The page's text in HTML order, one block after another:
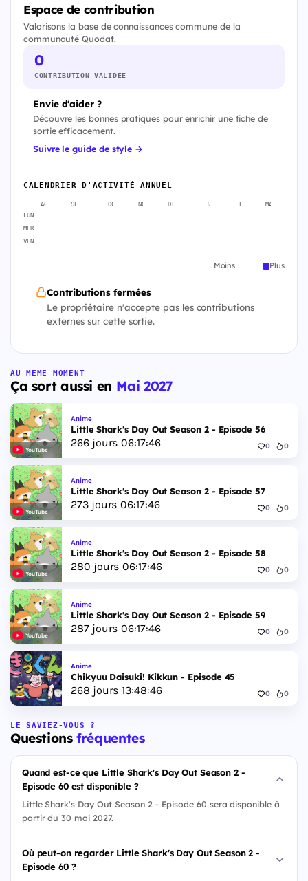
Espace de contribution
Valorisons la base de connaissances commune de la
communauté Quodat.
0
CONTRIBUTION VALIDÉE
Envie d'aider ?
Découvre les bonnes pratiques pour enrichir une fiche de
sortie efficacement.
Suivre le guide de style →
CALENDRIER D'ACTIVITÉ ANNUEL
AOÛT SEPT. OCT. NOV. DÉC. JANV. FÉVR. MARS
LUN
MER
VEN
Moins Plus
Contributions fermées
Le propriétaire n'accepte pas les contributions
externes sur cette sortie.
AU MÊME MOMENT
Ça sort aussi en Mai 2027
YouTube
Anime
Little Shark's Day Out Season 2 - Episode 56
266jours 06:17:45 0 0
YouTube
Anime
Little Shark's Day Out Season 2 - Episode 57
273jours 06:17:45 0 0
YouTube
Anime
Little Shark's Day Out Season 2 - Episode 58
280 jours 06:17:45 0 0
YouTube
Anime
Little Shark's Day Out Season 2 - Episode 59
287jours 06:17:45 0 0
Anime
Chikyuu Daisuki! Kikkun - Episode 45
268 jours 13:48:45 0 0
LE SAVIEZ-VOUS ?
Questionsfréquentes
Quand est-ce que Little Shark's Day Out Season 2 -
Episode 60 est disponible ?
Little Shark's Day Out Season 2 - Episode 60 sera disponible à
partir du 30 mai 2027.
Où peut-on regarder Little Shark's Day Out Season 2 -
Episode 60 ?